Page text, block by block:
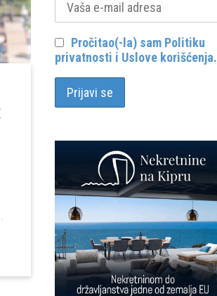
Pročitao(-la) sam Politiku
privatnosti i Uslove korišćenja.